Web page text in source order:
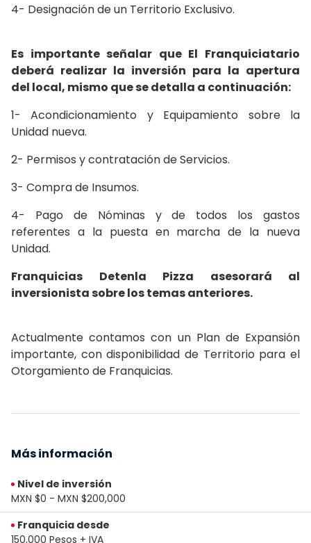
4- Designación de un Territorio Exclusivo.
Es importante señalar que El Franquiciatario
deberá realizar la inversión para la apertura
del local, mismo que se detalla a continuación:
1- Acondicionamiento y Equipamiento sobre la
Unidad nueva.
2- Permisos y contratación de Servicios.
3- Compra de Insumos.
4- Pago de Nóminas y de todos los gastos
referentes a la puesta en marcha de la nueva
Unidad.
Franquicias Detenla Pizza asesorará al
inversionista sobre los temas anteriores.
Actualmente contamos con un Plan de Expansión
importante, con disponibilidad de Territorio para el
Otorgamiento de Franquicias.
Más información
Nivel de inversión
MXN $0 - MXN $200,000
Franquicia desde
150,000 Pesos + IVA